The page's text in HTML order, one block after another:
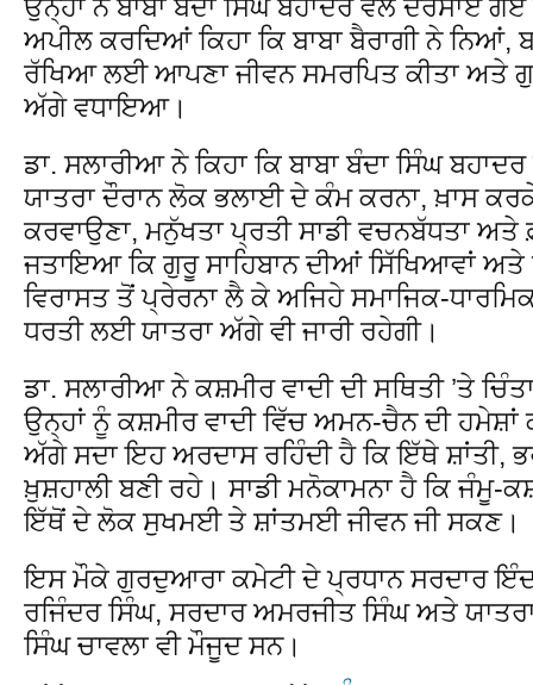
ਉਨ੍ਹਾਂ ਨੇ ਬਾਬਾ ਬੰਦਾ ਸਿੰਘ ਬਹਾਦਰ ਵੱਲੋਂ ਦਰਸਾਏ
ਅਪੀਲ ਕਰਦਿਆਂ ਕਿਹਾ ਕਿ ਬਾਬਾ ਬੈਰਾਗੀ ਨੇ ਨਿਆਂ,
ਰੱਖਿਆ ਲਈ ਆਪਣਾ ਜੀਵਨ ਸਮਰਪਿਤ ਕੀਤਾ ਅਤੇ
ਅੱਗੇ ਵਧਾਇਆ।
ਡਾ. ਸਲਾਰੀਆ ਨੇ ਕਿਹਾ ਕਿ ਬਾਬਾ ਬੰਦਾ ਸਿੰਘ
ਯਾਤਰਾ ਦੌਰਾਨ ਲੋਕ ਭਲਾਈ ਦੇ ਕੰਮ ਕਰਨਾ, ਖ਼ਾਸ
ਕਰਵਾਉਣਾ, ਮਨੁੱਖਤਾ ਪ੍ਰਤੀ ਸਾਡੀ ਵਚਨਬੱਧਤਾ ਅਤੇ
ਜਤਾਇਆ ਕਿ ਗੁਰੂ ਸਾਹਿਬਾਨ ਦੀਆਂ ਸਿੱਖਿਆਵਾਂ ਅਤੇ
ਵਿਰਾਸਤ ਤੋਂ ਪ੍ਰੇਰਨਾ ਲੈ ਕੇ ਅਜਿਹੇ ਸਮਾਜਿਕ-
ਧਰਤੀ ਲਈ ਯਾਤਰਾ ਅੱਗੇ ਵੀ ਜਾਰੀ ਰਹੇਗੀ।
ਡਾ. ਸਲਾਰੀਆ ਨੇ ਕਸ਼ਮੀਰ ਵਾਦੀ ਦੀ ਸਥਿਤੀ ’ਤੇ
ਉਨ੍ਹਾਂ ਨੂੰ ਕਸ਼ਮੀਰ ਵਾਦੀ ਵਿੱਚ ਅਮਨ-ਚੈਨ ਦੀ ਹਮੇਸ਼ਾਂ
ਅੱਗੇ ਸਦਾ ਇਹ ਅਰਦਾਸ ਰਹਿੰਦੀ ਹੈ ਕਿ ਇੱਥੇ ਸ਼ਾਂਤੀ,
ਖ਼ੁਸ਼ਹਾਲੀ ਬਣੀ ਰਹੇ। ਸਾਡੀ ਮਨੋਕਾਮਨਾ ਹੈ ਕਿ ਜੰਮੂ-
ਇੱਥੋਂ ਦੇ ਲੋਕ ਸੁਖਮਈ ਤੇ ਸ਼ਾਂਤਮਈ ਜੀਵਨ ਜੀ ਸਕਣ।
ਇਸ ਮੌਕੇ ਗੁਰਦੁਆਰਾ ਕਮੇਟੀ ਦੇ ਪ੍ਰਧਾਨ ਸਰਦਾਰ
ਰਜਿੰਦਰ ਸਿੰਘ, ਸਰਦਾਰ ਅਮਰਜੀਤ ਸਿੰਘ ਅਤੇ
ਸਿੰਘ ਚਾਵਲਾ ਵੀ ਮੌਜੂਦ ਸਨ।